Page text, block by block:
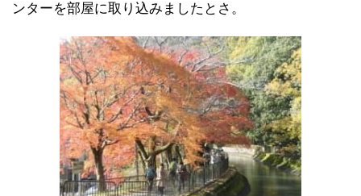
ンターを部屋に取り込みましたとさ。